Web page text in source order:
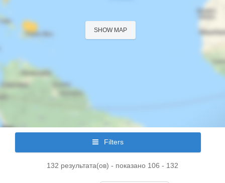
SHOW MAP
Filters
132 результата(ов) - показано 106 - 132